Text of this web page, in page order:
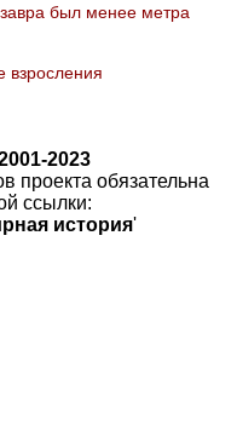
был менее метра
взросления
2023
проекта обязательна
ссылки:
история'